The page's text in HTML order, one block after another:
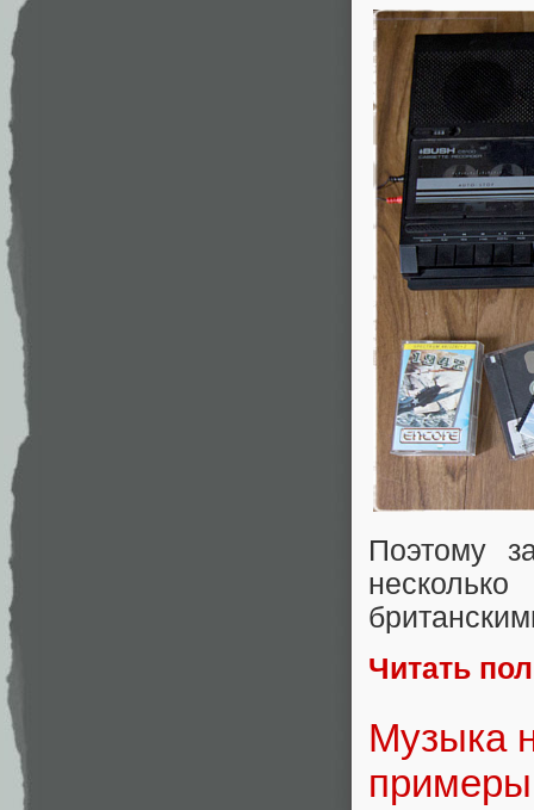
Поэтому
Читать
Музыка
примеры